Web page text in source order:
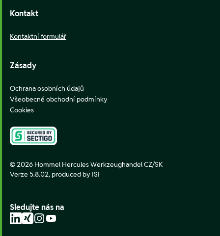
Kontakt
Kontaktní formulář
Zásady
Ochrana osobních údajů
Všeobecné obchodní podmínky
Cookies
© 2026 Hommel Hercules Werkzeughandel CZ/SK
Verze 5.8.02, produced by ISI
Sledujte nás na
LinkedIn
XingInstagram
YouTube